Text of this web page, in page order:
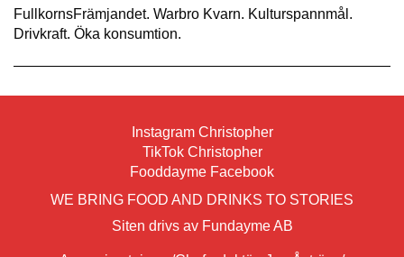
FullkornsFrämjandet. Warbro Kvarn. Kulturspannmål.
Drivkraft. Öka konsumtion.
Instagram Christopher
TikTok Christopher
Fooddayme Facebook
WE BRING FOOD AND DRINKS TO STORIES
Siten drivs av Fundayme AB